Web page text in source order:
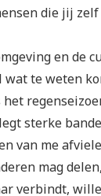
die jij
en de
wat te weten
sterke
van me
mag
verbindt,